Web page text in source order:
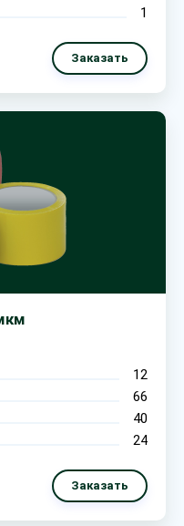
1
Заказать
12
66
40
24
Заказать